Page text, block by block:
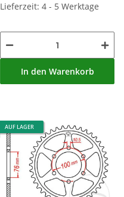
Lieferzeit: 4 - 5 Werktage
In den Warenkorb
AUF LAGER